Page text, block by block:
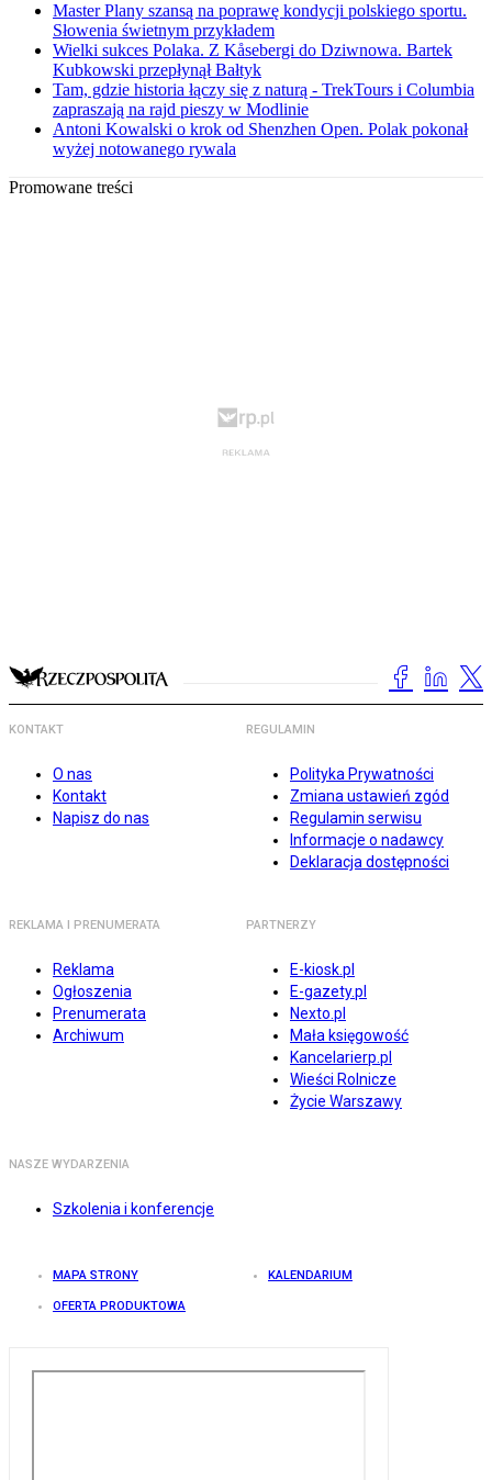
Master Plany szansą na poprawę kondycji polskiego sportu.
Słowenia świetnym przykładem
Wielki sukces Polaka. Z Kåsebergi do Dziwnowa. Bartek
Kubkowski przepłynął Bałtyk
Tam, gdzie historia łączy się z naturą - TrekTours i Columbia
zapraszają na rajd pieszy w Modlinie
Antoni Kowalski o krok od Shenzhen Open. Polak pokonał
wyżej notowanego rywala
Promowane treści
KONTAKT
O nas
Kontakt
Napisz do nas
REGULAMIN
Polityka Prywatności
Zmiana ustawień zgód
Regulamin serwisu
Informacje o nadawcy
Deklaracja dostępności
REKLAMA I PRENUMERATA
Reklama
Ogłoszenia
Prenumerata
Archiwum
PARTNERZY
E-kiosk.pl
E-gazety.pl
Nexto.pl
Mała księgowość
Kancelarierp.pl
Wieści Rolnicze
Życie Warszawy
NASZE WYDARZENIA
Szkolenia i konferencje
MAPA STRONY KALENDARIUM
OFERTA PRODUKTOWA